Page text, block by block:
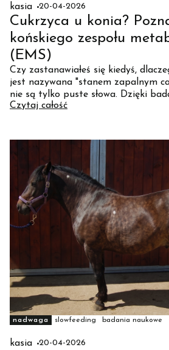
kasia 20-04-2026
Cukrzyca u konia?
końskiego zespołu
(EMS)
Czy zastanawiałeś się kiedyś,
jest nazywana "stanem zapalnym
nie są tylko puste słowa. Dzięki
opublikowanym w bazie PubMed,
wiedzy, która zmieni Twoje
Czytaj całość
nadwaga slowfeeding badania naukowe
kasia 20-04-2026